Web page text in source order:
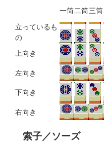
一筒二筒三筒
立っているも
の
上向き
左向き
下向き
右向き
索子／ソーズ